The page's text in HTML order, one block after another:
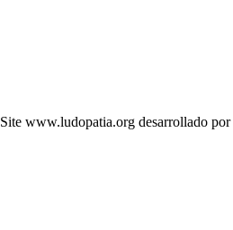
Site www.ludopatia.org desarrollado por